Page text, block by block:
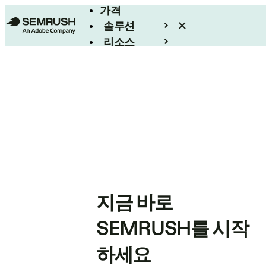
가격
솔루션
리소스
지금 바로
SEMRUSH를 시작
하세요